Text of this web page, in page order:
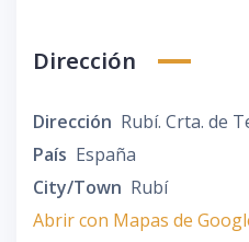
Dirección
Dirección Rubí. Crta. de
País España
City/Town Rubí
Abrir con Mapas de